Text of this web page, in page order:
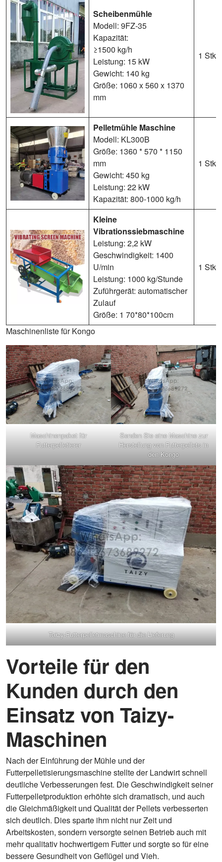
Scheibenmühle
Modell: 9FZ-35
Kapazität:
≥1500 kg/h
Leistung: 15 kW
Gewicht: 140 kg
Größe: 1060 x 560 x 1370
mm
1 Stk
Pelletmühle Maschine
Modell: KL300B
Größe: 1360 * 570 * 1150
mm
Gewicht: 450 kg
Leistung: 22 kW
Kapazität: 800-1000 kg/h
1 Stk
Kleine
Vibrationssiebmaschine
Leistung: 2,2 kW
Geschwindigkeit: 1400
U/min
Leistung: 1000 kg/Stunde
Zuführgerät: automatischer
Zulauf
Größe: 1 70*80*100cm
1 Stk
Maschinenliste für Kongo
Maschinenpaket für
Futterpelletierer
Senden Sie eine Maschine zur
Herstellung von Futterpellets in
den Kongo
Taizy-Futterpelletmaschine für die Lieferung
Vorteile für den
Kunden durch den
Einsatz von Taizy-
Maschinen
Nach der Einführung der Mühle und der
Futterpelletisierungsmaschine stellte der Landwirt schnell
deutliche Verbesserungen fest. Die Geschwindigkeit seiner
Futterpelletproduktion erhöhte sich dramatisch, und auch
die Gleichmäßigkeit und Qualität der Pellets verbesserten
sich deutlich. Dies sparte ihm nicht nur Zeit und
Arbeitskosten, sondern versorgte seinen Betrieb auch mit
mehr qualitativ hochwertigem Futter und sorgte so für eine
bessere Gesundheit von Geflügel und Vieh.